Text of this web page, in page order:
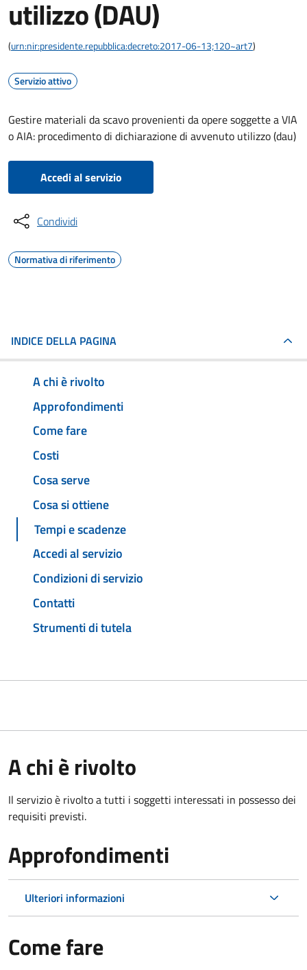
utilizzo (DAU)
(urn:nir:presidente.repubblica:decreto:2017-06-13;120~art7)
Servizio attivo
Gestire materiali da scavo provenienti da opere soggette a VIA
o AIA: procedimento di dichiarazione di avvenuto utilizzo (dau)
Accedi al servizio
Condividi
Normativa di riferimento
INDICE DELLA PAGINA
A chi è rivolto
Approfondimenti
Come fare
Costi
Cosa serve
Cosa si ottiene
Tempi e scadenze
Accedi al servizio
Condizioni di servizio
Contatti
Strumenti di tutela
A chi è rivolto
Il servizio è rivolto a tutti i soggetti interessati in possesso dei
requisiti previsti.
Approfondimenti
Ulteriori informazioni
Come fare